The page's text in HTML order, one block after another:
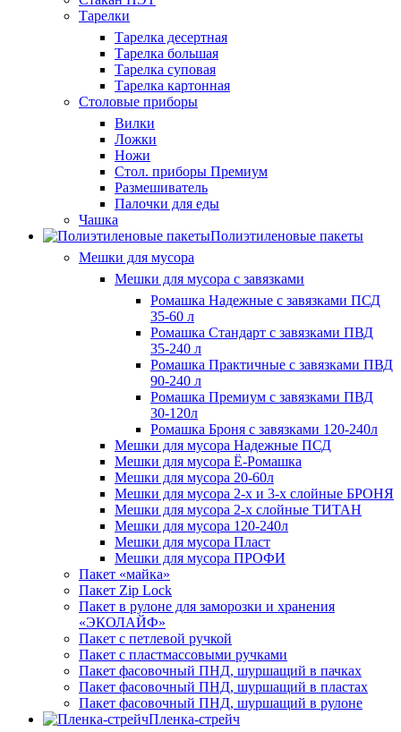
Тарелки
Тарелка десертная
Тарелка большая
Тарелка суповая
Тарелка картонная
Столовые приборы
Вилки
Ложки
Ножи
Стол. приборы Премиум
Размешиватель
Палочки для еды
Чашка
Полиэтиленовые пакеты
Мешки для мусора
Мешки для мусора с завязками
Ромашка Надежные с завязками ПСД
35-60 л
Ромашка Стандарт с завязками ПВД
35-240 л
Ромашка Практичные с завязками ПВД
90-240 л
Ромашка Премиум с завязками ПВД
30-120л
Ромашка Броня с завязками 120-240л
Мешки для мусора Надежные ПСД
Мешки для мусора Ё-Ромашка
Мешки для мусора 20-60л
Мешки для мусора 2-х и 3-х слойные БРОНЯ
Мешки для мусора 2-х слойные ТИТАН
Мешки для мусора 120-240л
Мешки для мусора Пласт
Мешки для мусора ПРОФИ
Пакет «майка»
Пакет Zip Lock
Пакет в рулоне для заморозки и хранения
«ЭКОЛАЙФ»
Пакет с петлевой ручкой
Пакет с пластмассовыми ручками
Пакет фасовочный ПНД, шуршащий в пачках
Пакет фасовочный ПНД, шуршащий в пластах
Пакет фасовочный ПНД, шуршащий в рулоне
Пленка-стрейч